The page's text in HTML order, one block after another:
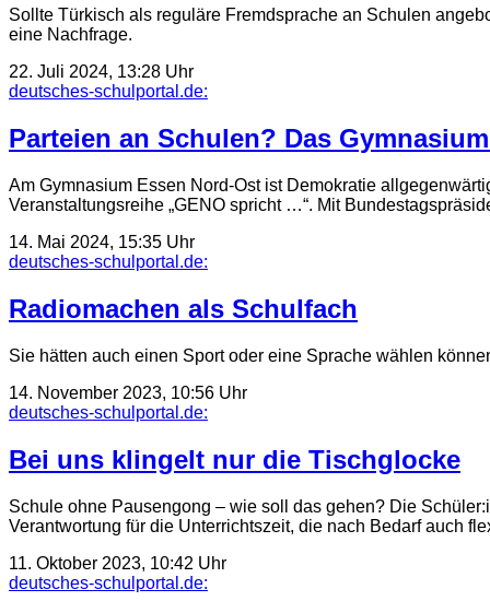
Sollte Türkisch als reguläre Fremdsprache an Schulen
eine Nachfrage.
22. Juli 2024, 13:28 Uhr
deutsches-schulportal.de:
Parteien an Schulen? Das
Am Gymnasium Essen Nord-Ost ist Demokratie
Veranstaltungsreihe „GENO spricht …“. Mit
14. Mai 2024, 15:35 Uhr
deutsches-schulportal.de:
Radiomachen als Schulfach
Sie hätten auch einen Sport oder eine Sprache wählen
14. November 2023, 10:56 Uhr
deutsches-schulportal.de:
Bei uns klingelt nur die Tischglocke
Schule ohne Pausengong – wie soll das gehen? Die
Verantwortung für die Unterrichts­zeit, die nach Bedarf auch
11. Oktober 2023, 10:42 Uhr
deutsches-schulportal.de: